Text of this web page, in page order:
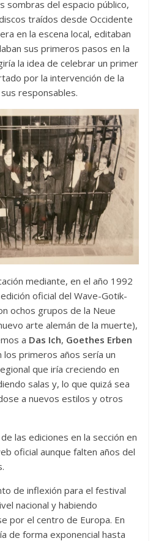
sombras del espacio público,
traídos desde Occidente
en la escena local, editaban
sus primeros pasos en la
la idea de celebrar un primer
por la intervención de la
responsables.
mediante, en el año 1992
oficial del Wave-Gotik-
ochos grupos de la Neue
arte alemán de la muerte),
a Das Ich, Goethes Erben
los primeros años sería un
que iría creciendo en
salas y, lo que quizá sea
a nuevos estilos y otros
las ediciones en la sección en
oficial aunque falten años del
de inflexión para el festival
nacional y habiendo
por el centro de Europa. En
de forma exponencial hasta